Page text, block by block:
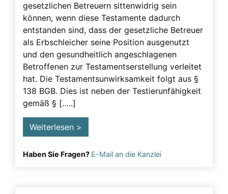
gesetzlichen Betreuern sittenwidrig sein
können, wenn diese Testamente dadurch
entstanden sind, dass der gesetzliche Betreuer
als Erbschleicher seine Position ausgenutzt
und den gesundheitlich angeschlagenen
Betroffenen zur Testamentserstellung verleitet
hat. Die Testamentsunwirksamkeit folgt aus §
138 BGB. Dies ist neben der Testierunfähigkeit
gemäß § […..]
Weiterlesen >
Haben Sie Fragen? E-Mail an die Kanzlei
Rechtsanwalt
Rechtsgrundlage
Schenkungen
Straftaten
Testament
Testamentsänderung erschweren
Testamentsanfechtung
Testierfähigkeit
Unzulässige Beeinflussung